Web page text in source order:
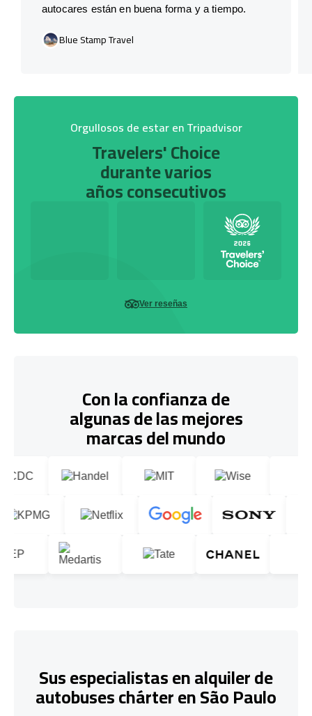
autocares están en buena forma y a tiempo.
Blue Stamp Travel
Orgullosos de estar en Tripadvisor
Travelers' Choice
durante varios
años consecutivos
Ver reseñas
Con la confianza de
algunas de las mejores
marcas del mundo
Sus especialistas en alquiler de
autobuses chárter en São Paulo